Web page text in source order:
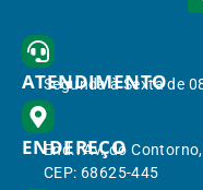
ATENDIMENTO
Segunda à Sexta de
ENDEREÇO
End.: Av. do
CEP: 68625-445